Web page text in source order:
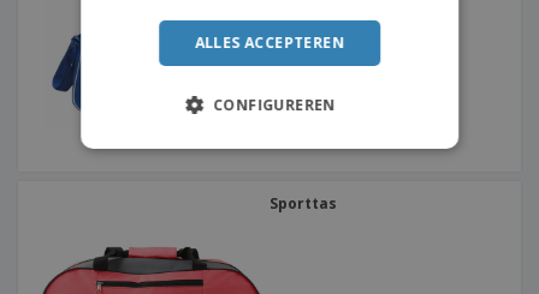
Sporttas
ITALIAN
ALLES ACCEPTEREN
CONFIGUREREN